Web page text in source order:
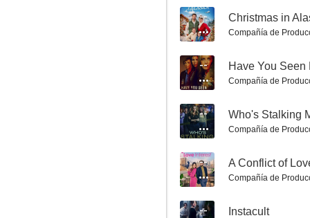
7.0
Unidas por un sueño
7.0
-- Christmas in
Compañía de
-- Have You Seen
Compañía de
-- Who's Stalking
Compañía de
-- A Conflict of
Compañía de
-- Instacult